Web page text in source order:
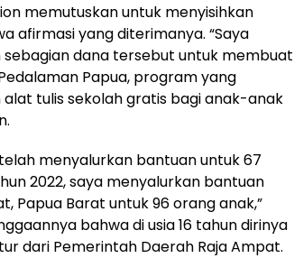
memutuskan untuk menyisihkan
afirmasi yang diterimanya. “Saya
sebagian dana tersebut untuk membuat
Papua, program yang
tulis sekolah gratis bagi anak-anak
telah menyalurkan bantuan untuk 67
2022, saya menyalurkan bantuan
Papua Barat untuk 96 orang anak,”
bahwa di usia 16 tahun dirinya
dari Pemerintah Daerah Raja Ampat.